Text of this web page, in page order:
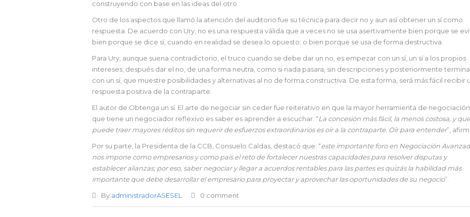
construyendo con base en las ideas del otro.
Otro de los aspectos que llamó la atención del auditorio fue su técnica para decir no y aun así obtener un sí como
respuesta. De acuerdo con Ury, no es una respuesta válida que a veces no se usa asertivamente bien porque se
bien porque se dice sí, cuando en realidad se desea lo opuesto; o bien porque se usa de forma destructiva.
Para Ury, aunque suena contradictorio, el truco cuando se debe dar un no, es empezar con un sí, un sí a los propios
intereses; después dar el no, de una forma neutra, como si nada pasara, sin descripciones y posteriormente
con un sí, que muestre posibilidades y alternativas al no de forma constructiva. De esta forma, será más fácil recibir
respuesta positiva de la contraparte.
El autor de Obtenga un sí. El arte de negociar sin ceder fue reiterativo en que la mayor herramienta de negociación
que tiene un negociador reflexivo es saber es aprender a escuchar. “La concesión más fácil, la menos costosa, y que
puede traer mayores réditos sin requerir de esfuerzos extraordinarios es oír a la contraparte. Oír para entender”,
Por su parte, la Presidenta de la CCB, Consuelo Caldas, destacó que: “este importante foro en Negociación
nos impone como empresarios y como país el reto de fortalecer nuestras capacidades para resolver disputas y
establecer alianzas; por eso, saber negociar y llegar a acuerdos rentables para las partes es quizás la habilidad más
importante que debe desarrollar el empresario para proyectar y aprovechar las oportunidades de su negocio”.
By:administradorASESEL 0 comment